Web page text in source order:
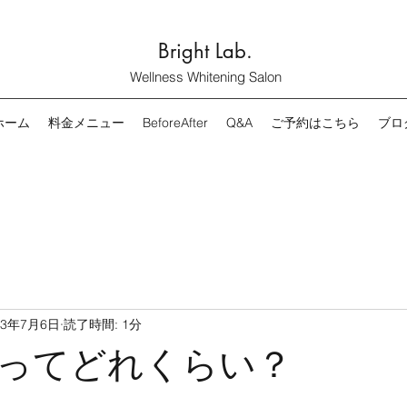
Bright Lab.
Wellness Whitening Salon
ーム 料金メニュー BeforeAfter Q&A ご予約はこちら ブロ
てどれくらい？
年7月6日 読了時間: 1分